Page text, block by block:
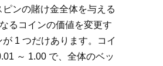
ピンの賭け金全体を与える
るコインの価値を変更す
が 1 つだけあります。コイ
～ 1.00 で、全体のベッ